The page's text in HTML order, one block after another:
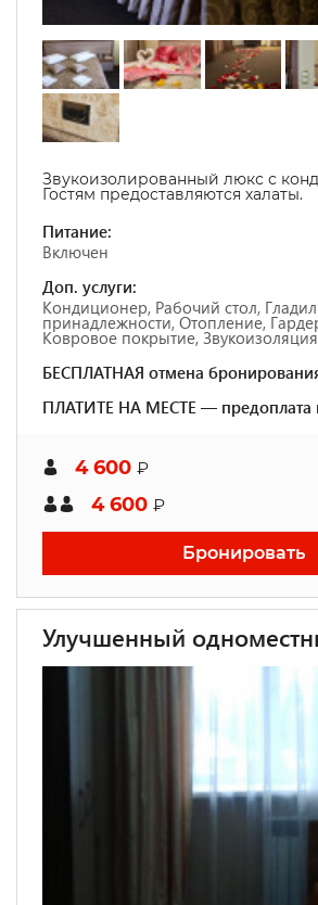
Звукоизолированный люкс с
Гостям предоставляются халаты.
Питание:
Включен
Доп. услуги:
Кондиционер, Рабочий стол,
принадлежности, Отопление,
Ковровое покрытие,
БЕСПЛАТНАЯ отмена
ПЛАТИТЕ НА МЕСТЕ — предоплата
4 600 ₽
4 600 ₽
Бронировать
Улучшенный